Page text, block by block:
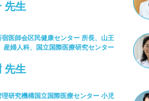
先生
医師会区民健康センター 所長、山王
産婦人科、国立国際医療研究センター
先生
理研究機構国立国際医療センター 小児